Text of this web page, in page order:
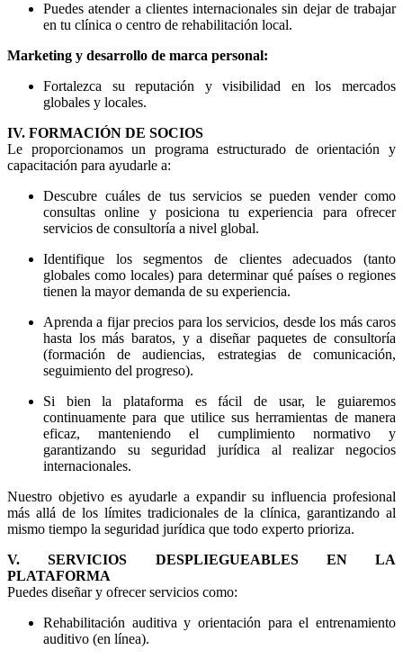
Puedes atender a clientes internacionales sin dejar de trabajar
en tu clínica o centro de rehabilitación local.
Marketing y desarrollo de marca personal:
Fortalezca su reputación y visibilidad en los mercados
globales y locales.
IV. FORMACIÓN DE SOCIOS
Le proporcionamos un programa estructurado de orientación y
capacitación para ayudarle a:
Descubre cuáles de tus servicios se pueden vender como
consultas online y posiciona tu experiencia para ofrecer
servicios de consultoría a nivel global.
Identifique los segmentos de clientes adecuados (tanto
globales como locales) para determinar qué países o regiones
tienen la mayor demanda de su experiencia.
Aprenda a fijar precios para los servicios, desde los más caros
hasta los más baratos, y a diseñar paquetes de consultoría
(formación de audiencias, estrategias de comunicación,
seguimiento del progreso).
Si bien la plataforma es fácil de usar, le guiaremos
continuamente para que utilice sus herramientas de manera
eficaz, manteniendo el cumplimiento normativo y
garantizando su seguridad jurídica al realizar negocios
internacionales.
Nuestro objetivo es ayudarle a expandir su influencia profesional
más allá de los límites tradicionales de la clínica, garantizando al
mismo tiempo la seguridad jurídica que todo experto prioriza.
V. SERVICIOS DESPLIEGUEABLES EN LA
PLATAFORMA
Puedes diseñar y ofrecer servicios como:
Rehabilitación auditiva y orientación para el entrenamiento
auditivo (en línea).